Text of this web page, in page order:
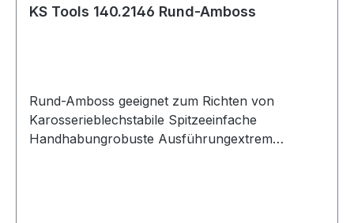
KS Tools 140.2146 Rund-Amboss
Rund-Amboss geeignet zum Richten von
Karosserieblechstabile Spitzeeinfache
Handhabungrobuste Ausführungextrem